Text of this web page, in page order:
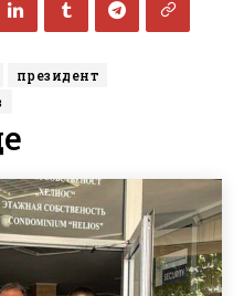
президент